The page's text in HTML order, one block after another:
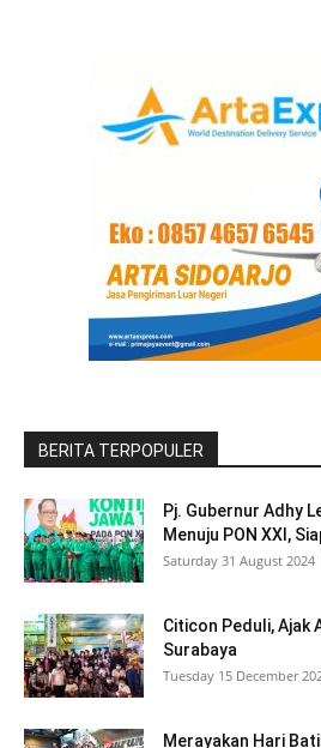
BERITA TERPOPULER
Pj. Gubernur Adhy
Menuju PON XXI,
Saturday 31 August 2024
Citicon Peduli, Ajak
Surabaya
Tuesday 15 December
Merayakan Hari